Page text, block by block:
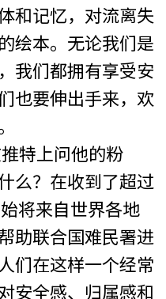
和记忆，对流离失
绘本。无论我们是
我们都拥有享受安
也要伸出手来，欢
特上问他的粉
么？在收到了超过
将来自世界各地
助联合国难民署进
们在这样一个经常
安全感、归属感和